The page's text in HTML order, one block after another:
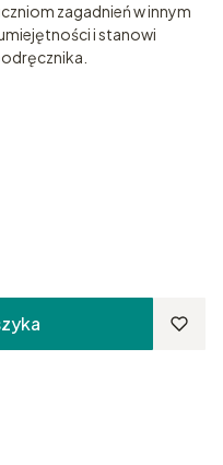
zagadnień w innym
i stanowi